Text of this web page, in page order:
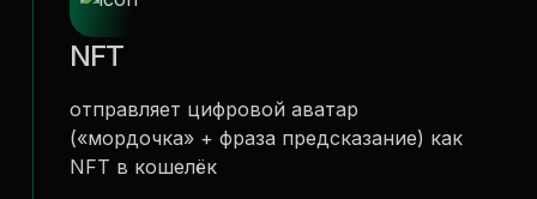
NFT
отправляет цифровой аватар
(«мордочка» + фраза предсказание) как
NFT в кошелёк